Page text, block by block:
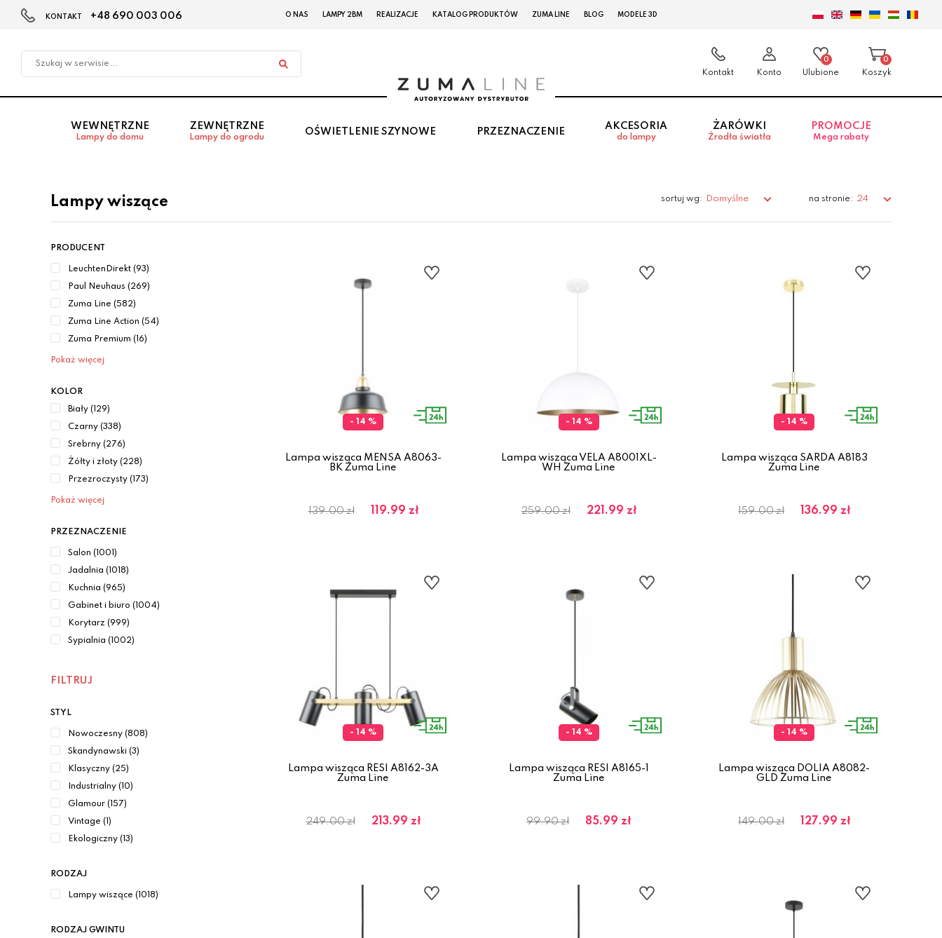
w
KONTAKT +48 690 003 006 O NAS LAMPY 2BM REALIZACJE KATALOG PRODUKTÓW ZUMA LINE BLOG MODELE 3D
Kontakt Konto
0
Ulubione
0
Koszyk
WEWNĘTRZNE
Lampy do domu
ZEWNĘTRZNE
Lampy do ogrodu
OŚWIETLENIE SZYNOWE PRZEZNACZENIE
AKCESORIA
do lampy
ŻARÓWKI
Źrodła światła
PROMOCJE
Mega rabaty
Lampy wiszące sortuj wg: Domyślne na stronie: 24
PRODUCENT
LeuchtenDirekt (93)
Paul Neuhaus (269)
Zuma Line (582)
Zuma Line Action (54)
Zuma Premium (16)
Pokaż więcej
KOLOR
Biały (129)
Czarny (338)
Srebrny (276)
Żółty i złoty (228)
Przezroczysty (173)
Pokaż więcej
PRZEZNACZENIE
Salon (1001)
Jadalnia (1018)
Kuchnia (965)
Gabinet i biuro (1004)
Korytarz (999)
Sypialnia (1002)
FILTRUJ
STYL
Nowoczesny (808)
Skandynawski (3)
Klasyczny (25)
Industrialny (10)
Glamour (157)
Vintage (1)
Ekologiczny (13)
RODZAJ
Lampy wiszące (1018)
RODZAJ GWINTU
- 14 %
Lampa wisząca MENSA A8063-
BK Zuma Line
139.00 zł 119.99 zł
- 14 %
Lampa wisząca VELA A8001XL-
WH Zuma Line
259.00 zł 221.99 zł
- 14 %
Lampa wisząca SARDA A8183
Zuma Line
159.00 zł 136.99 zł
- 14 %
Lampa wisząca RESI A8162-3A
Zuma Line
249.00 zł 213.99 zł
- 14 %
Lampa wisząca RESI A8165-1
Zuma Line
99.90 zł 85.99 zł
- 14 %
Lampa wisząca DOLIA A8082-
GLD Zuma Line
149.00 zł 127.99 zł